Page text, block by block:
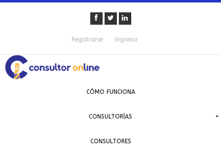
Registrarse Ingresar
CÓMO FUNCIONA
CONSULTORÍAS
CONSULTORES